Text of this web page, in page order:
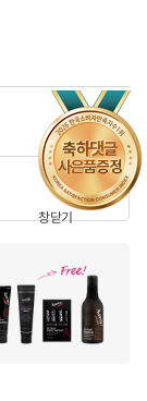
창닫기